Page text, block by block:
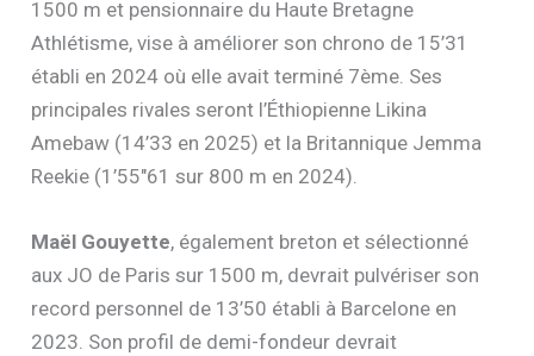
1500 m et pensionnaire du Haute Bretagne
Athlétisme, vise à améliorer son chrono de 15’31
établi en 2024 où elle avait terminé 7ème. Ses
principales rivales seront l’Éthiopienne Likina
Amebaw (14’33 en 2025) et la Britannique Jemma
Reekie (1’55″61 sur 800 m en 2024).
Maël Gouyette, également breton et sélectionné
aux JO de Paris sur 1500 m, devrait pulvériser son
record personnel de 13’50 établi à Barcelone en
2023. Son profil de demi-fondeur devrait